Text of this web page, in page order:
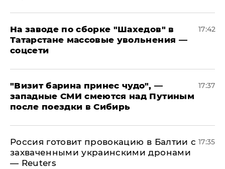
На заводе по сборке "Шахедов" в
Татарстане массовые увольнения —
соцсети
17:42
"Визит барина принес чудо", —
западные СМИ смеются над Путиным
после поездки в Сибирь
17:37
​Россия готовит провокацию в Балтии с
захваченными украинскими дронами
— Reuters
17:35